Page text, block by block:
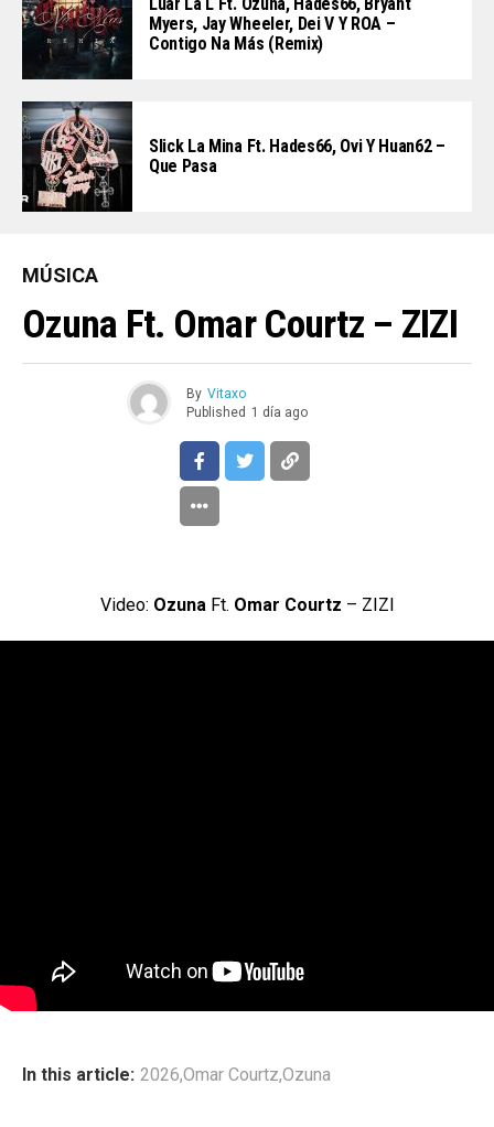
Myers, Jay Wheeler, Dei V Y ROA –
Contigo Na Más (Remix)
Slick La Mina Ft. Hades66, Ovi Y Huan62 –
Que Pasa
MÚSICA
Ozuna Ft. Omar Courtz – ZIZI
By Vitaxo
Published 1 día ago
Video: Ozuna Ft. Omar Courtz – ZIZI
In this article: 2026,Omar Courtz,Ozuna